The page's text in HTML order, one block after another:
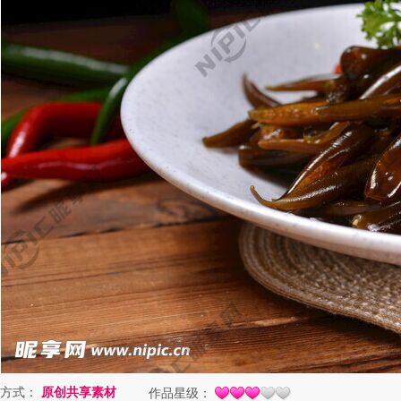
方式： 原创共享素材 作品星级：